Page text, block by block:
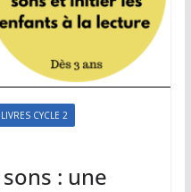
LIVRES CYCLE 2
: une